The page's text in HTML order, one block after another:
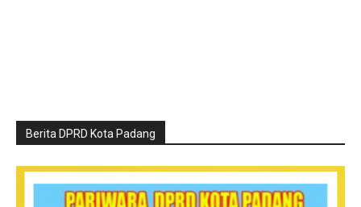
Berita DPRD Kota Padang